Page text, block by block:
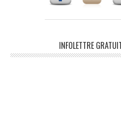
INFOLETTRE